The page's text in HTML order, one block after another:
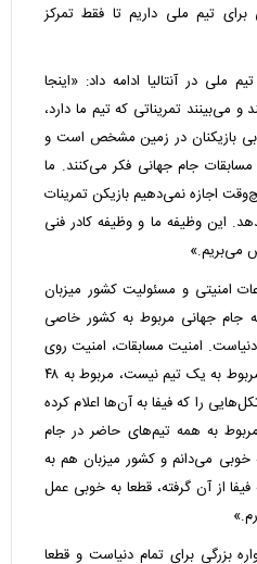
تیم ملی داریم تا فقط تمرکز
ملی در آنتالیا ادامه داد: «اینجا
و می‌بینند تمریناتی که تیم ما دارد،
بازیکنان در زمین مشخص است و
جام جهانی فکر می‌کنند. ما
اجازه نمی‌دهیم بازیکن تمرینات
این وظیفه ما و وظیفه کادر فنی
می‌بریم.»
امنیتی و مسئولیت کشور میزبان
جهانی مربوط به کشور خاصی
امنیت مسابقات، امنیت روی
سکوها و امنیت در خیابان فقط مربوط به یک تیم نیست، مربوط به ۴۸
را که فیفا به آن‌ها اعلام کرده
به همه تیم‌های حاضر در جام
می‌دانم و کشور میزبان هم به
از آن گرفته، قطعا به خوبی عمل
بزرگی برای تمام دنیاست و قطعا